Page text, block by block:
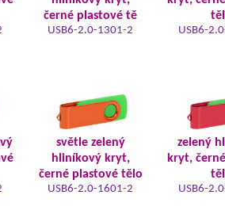
černé plastové tě
USB6-2.0-1301-2 USB6-
světle zelený
hliníkový kryt,
černé plastové tělo
USB6-2.0-1601-2
zelený
kryt,
USB6-